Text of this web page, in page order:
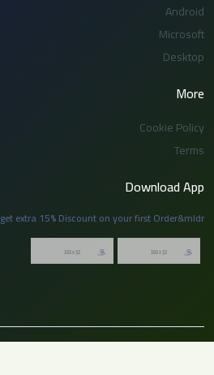
Android
Microsoft
Desktop
More
Cookie Policy
Terms
Download App
extra 15% Discount on your first Order&mldr;!